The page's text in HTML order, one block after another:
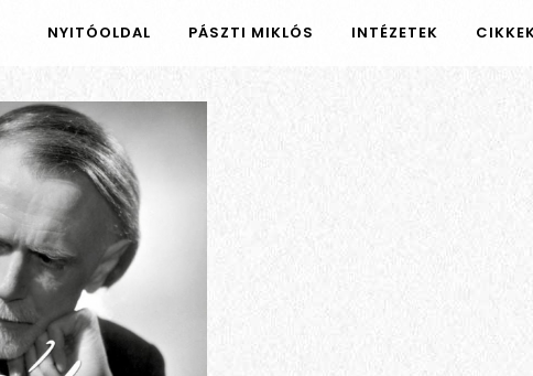
NYITÓOLDAL PÁSZTI MIKLÓS INTÉZETEK